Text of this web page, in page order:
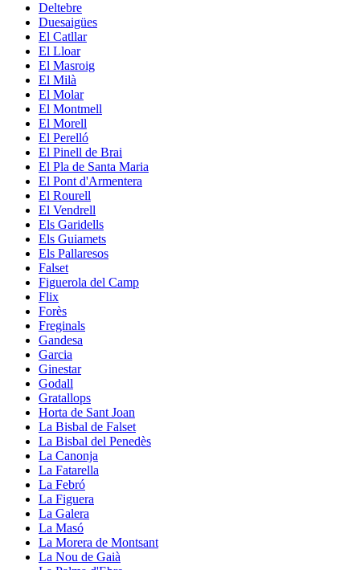
Deltebre
Duesaigües
El Catllar
El Lloar
El Masroig
El Milà
El Molar
El Montmell
El Morell
El Perelló
El Pinell de Brai
El Pla de Santa Maria
El Pont d'Armentera
El Rourell
El Vendrell
Els Garidells
Els Guiamets
Els Pallaresos
Falset
Figuerola del Camp
Flix
Forès
Freginals
Gandesa
Garcia
Ginestar
Godall
Gratallops
Horta de Sant Joan
La Bisbal de Falset
La Bisbal del Penedès
La Canonja
La Fatarella
La Febró
La Figuera
La Galera
La Masó
La Morera de Montsant
La Nou de Gaià